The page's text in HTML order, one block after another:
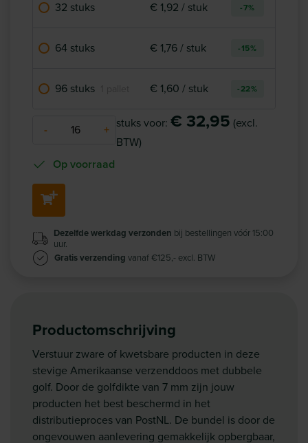
32 stuks € 1,92 / stuk -7%
64 stuks € 1,76 / stuk -15%
96 stuks € 1,60 / stuk -22%
- + stuks voor: € 32,95 (excl.
BTW)
Op voorraad
Dezelfde werkdag verzonden bij bestellingen vóór 15:00
uur.
Gratis verzending vanaf €125,- excl. BTW
Productomschrijving
Verstuur zware of kwetsbare producten in deze
stevige Amerikaanse verzenddoos met dubbele
golf. Door de golfdikte van 7 mm zijn jouw
producten het best beschermd in het
distributieproces van PostNL. De bundel is door de
ongevouwen aanlevering gemakkelijk opbergbaar,